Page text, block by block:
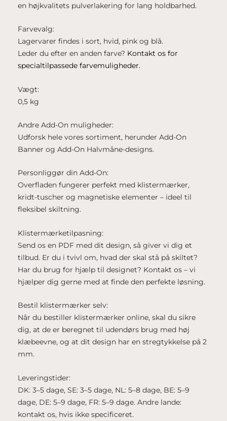
en højkvalitets pulverlakering for lang holdbarhed.
Farvevalg:
Lagervarer findes i sort, hvid, pink og blå.
Leder du efter en anden farve? Kontakt os for
specialtilpassede farvemuligheder.
Vægt:
0,5 kg
Andre Add-On muligheder:
Udforsk hele vores sortiment, herunder Add-On
Banner og Add-On Halvmåne-designs.
Personliggør din Add-On:
Overfladen fungerer perfekt med klistermærker,
kridt-tuscher og magnetiske elementer – ideel til
fleksibel skiltning.
Klistermærketilpasning:
Send os en PDF med dit design, så giver vi dig et
tilbud. Er du i tvivl om, hvad der skal stå på skiltet?
Har du brug for hjælp til designet? Kontakt os – vi
hjælper dig gerne med at finde den perfekte løsning.
Bestil klistermærker selv:
Når du bestiller klistermærker online, skal du sikre
dig, at de er beregnet til udendørs brug med høj
klæbeevne, og at dit design har en stregtykkelse på 2
mm.
Leveringstider:
DK: 3–5 dage, SE: 3–5 dage, NL: 5–8 dage, BE: 5–9
dage, DE: 5–9 dage, FR: 5–9 dage. Andre lande:
kontakt os, hvis ikke specificeret.